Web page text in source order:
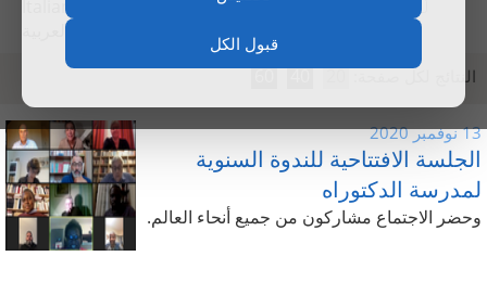
قبول الكل
العربية
النتائج لكل صفحة: 20
40
60
13 نوفمبر 2020
الجلسة الافتتاحية للندوة السنوية
لمدرسة الدكتوراه
وحضر الاجتماع مشاركون من جميع أنحاء العالم.